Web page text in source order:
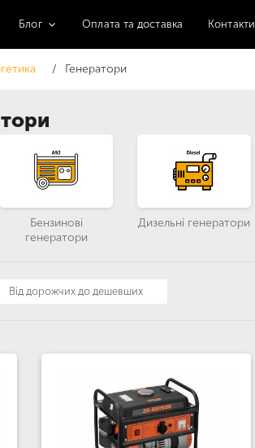
Блог Оплата та доставка Контакти
Генератори
Бензинові
генератори
Дизельні генератори
Від дорожчих до дешевших